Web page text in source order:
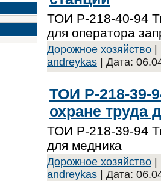
ТОИ Р-218-40-94
для оператора
Дорожное хозяйство |
andreykas | Дата:
ТОИ Р-218-39-
охране труда
ТОИ Р-218-39-94
для медника
Дорожное хозяйство |
andreykas | Дата: